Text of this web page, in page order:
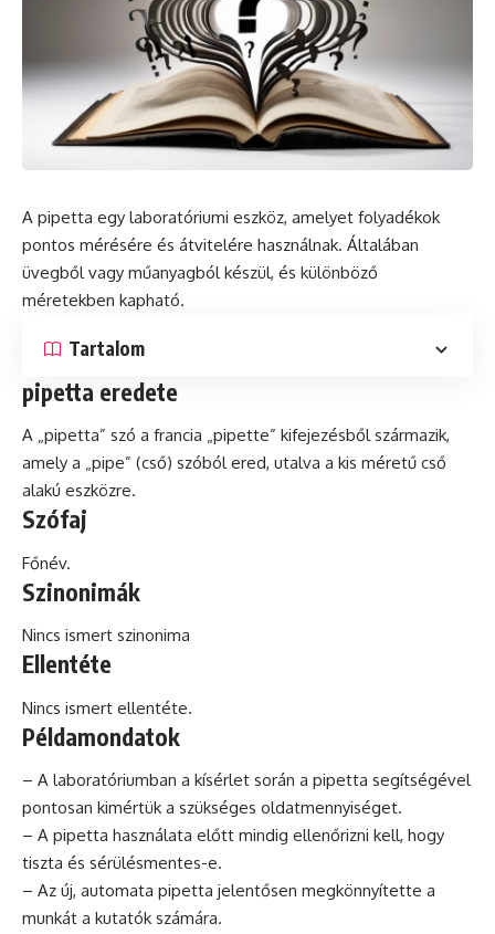
A pipetta egy laboratóriumi eszköz, amelyet folyadékok
pontos mérésére és átvitelére használnak. Általában
üvegből vagy műanyagból készül, és különböző
méretekben kapható.
Tartalom
pipetta eredete
A „pipetta” szó a francia „pipette” kifejezésből származik,
amely a „pipe” (cső) szóból ered, utalva a kis méretű cső
alakú eszközre.
Szófaj
Főnév.
Szinonimák
Nincs ismert szinonima
Ellentéte
Nincs ismert ellentéte.
Példamondatok
– A laboratóriumban a kísérlet során a pipetta segítségével
pontosan kimértük a szükséges oldatmennyiséget.
– A pipetta használata előtt mindig ellenőrizni kell, hogy
tiszta és sérülésmentes-e.
– Az új, automata pipetta jelentősen megkönnyítette a
munkát a kutatók számára.